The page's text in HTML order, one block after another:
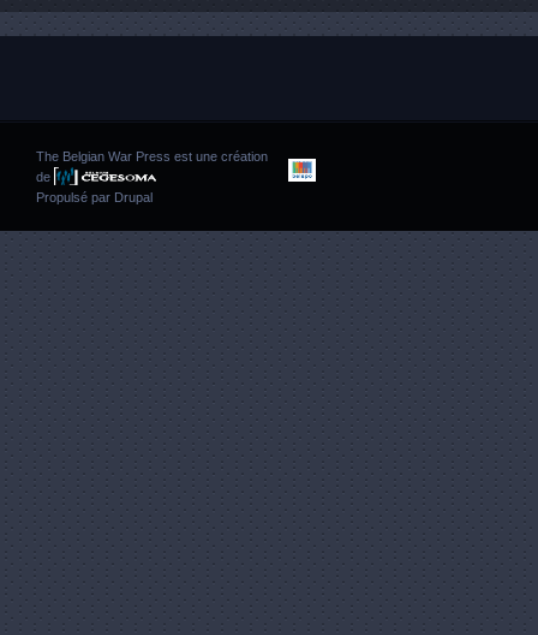
The Belgian War Press est une création
de
Propulsé par Drupal